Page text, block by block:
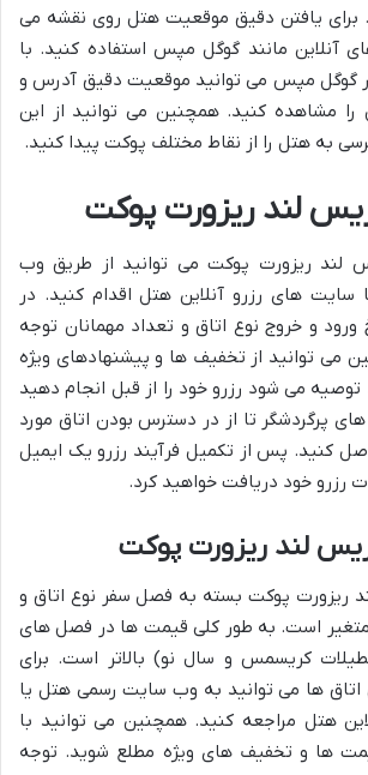
یافتن دقیق موقعیت هتل روی نقشه می
آنلاین مانند گوگل مپس استفاده کنید. با
گوگل مپس می توانید موقعیت دقیق آدرس و
مشاهده کنید. همچنین می توانید از این
به هتل را از نقاط مختلف پوکت پیدا کنید.
لند ریزورت پوکت
لند ریزورت پوکت می توانید از طریق وب
های رزرو آنلاین هتل اقدام کنید. در
ورود و خروج نوع اتاق و تعداد مهمانان توجه
می توانید از تخفیف ها و پیشنهادهای ویژه
می شود رزرو خود را از قبل انجام دهید
پرگردشگر تا از در دسترس بودن اتاق مورد
کنید. پس از تکمیل فرآیند رزرو یک ایمیل
رزرو خود دریافت خواهید کرد.
لند ریزورت پوکت
ریزورت پوکت بسته به فصل سفر نوع اتاق و
است. به طور کلی قیمت ها در فصل های
کریسمس و سال نو) بالاتر است. برای
اتاق ها می توانید به وب سایت رسمی هتل یا
هتل مراجعه کنید. همچنین می توانید با
ها و تخفیف های ویژه مطلع شوید. توجه